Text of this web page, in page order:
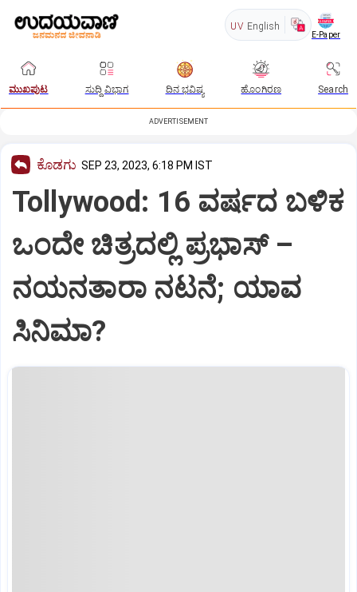
UV English
E-Paper
ಮುಖಪುಟ ಸುದ್ದಿ ವಿಭಾಗ ದಿನ ಭವಿಷ್ಯ ಹೊಂಗಿರಣ Search
ADVERTISEMENT
ಕೊಡಗು SEP 23, 2023, 6:18 PM IST
Tollywood: 16 ವರ್ಷದ ಬಳಿಕ
ಒಂದೇ ಚಿತ್ರದಲ್ಲಿ ಪ್ರಭಾಸ್‌ –
ನಯನತಾರಾ ನಟನೆ; ಯಾವ
ಸಿನಿಮಾ?